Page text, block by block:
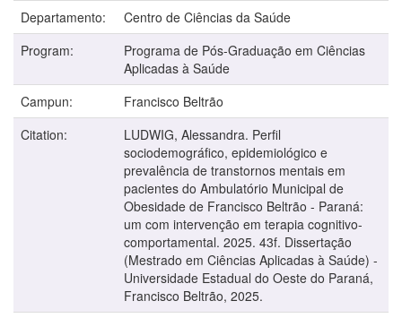
Departamento:
Centro de Ciências da Saúde
Program:
Programa de Pós-Graduação em Ciências
Aplicadas à Saúde
Campun:
Francisco Beltrão
Citation:
LUDWIG, Alessandra. Perfil
sociodemográfico, epidemiológico e
prevalência de transtornos mentais em
pacientes do Ambulatório Municipal de
Obesidade de Francisco Beltrão - Paraná:
um com intervenção em terapia cognitivo-
comportamental. 2025. 43f. Dissertação
(Mestrado em Ciências Aplicadas à Saúde) -
Universidade Estadual do Oeste do Paraná,
Francisco Beltrão, 2025.